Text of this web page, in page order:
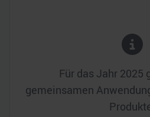
Für das Jahr 2025
gemeinsamen